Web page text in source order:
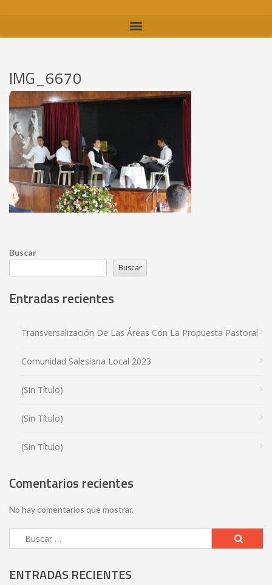
IMG_6670
Buscar
Buscar
Entradas recientes
Transversalización De Las Áreas Con La Propuesta Pastoral
Comunidad Salesiana Local 2023
(sin Título)
(sin Título)
(sin Título)
Comentarios recientes
No hay comentarios que mostrar.
ENTRADAS RECIENTES